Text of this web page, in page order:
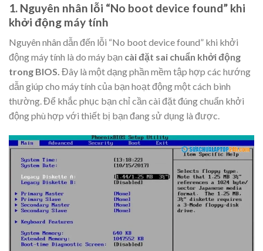
1. Nguyên nhân lỗi “No boot device found” khi
khởi động máy tính
Nguyên nhân dẫn đến lỗi “No boot device found” khi khởi
động máy tính là do máy bạn cài đặt sai chuẩn khởi động
trong BIOS. Đây là một dạng phần mềm tập hợp các hướng
dẫn giúp cho máy tính của bạn hoạt động một cách bình
thường. Để khắc phục bạn chỉ cần cài đặt đúng chuẩn khởi
động phù hợp với thiết bị bạn đang sử dụng là được.